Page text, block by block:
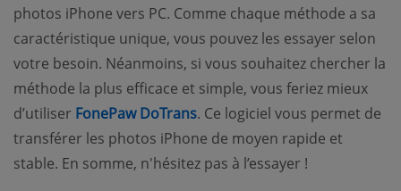
photos iPhone vers PC. Comme chaque méthode a sa
caractéristique unique, vous pouvez les essayer selon
votre besoin. Néanmoins, si vous souhaitez chercher la
méthode la plus efficace et simple, vous feriez mieux
d’utiliser FonePaw DoTrans. Ce logiciel vous permet de
transférer les photos iPhone de moyen rapide et
stable. En somme, n'hésitez pas à l’essayer !